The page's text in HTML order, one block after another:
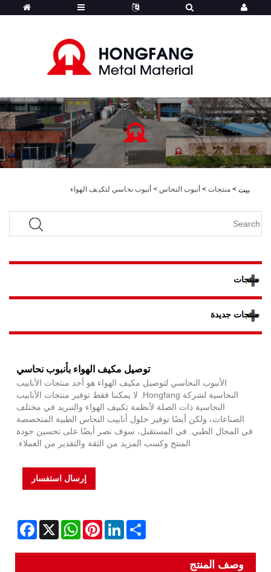
هونجفانج - المنتجات بيت > منتجات > أنبوب النحاس > أنبوب نحاسي لتكييف الهواء
منتجات
منتجات جديدة
توصيل مكيف الهواء بأنبوب نحاسي
الأنبوب النحاسي لتوصيل مكيف الهواء هو أحد منتجات الأنابيب
النحاسية لشركة Hongfang. لا يمكننا فقط توفير منتجات الأنابيب
النحاسية ذات الصلة لأنظمة تكييف الهواء والتبريد في مختلف
الصناعات، ولكن أيضًا توفير حلول أنابيب النحاس الطبية المتخصصة
في المجال الطبي. في المستقبل، سوف نصر أيضًا على تحسين جودة
المنتج وكسب المزيد من الثقة والتقدير من العملاء.
إرسال استفسار
X
WhatsAppPinterestLinkedInShare
وصف المنتج